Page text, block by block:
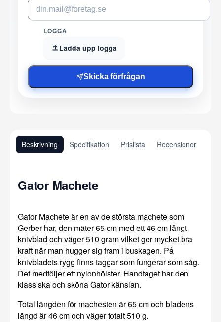
LOGGA
Ladda upp logga
Skicka förfrågan
Beskrivning Specifikation Prislista Recensioner
Gator Machete
Gator Machete är en av de största machete som
Gerber har, den mäter 65 cm med ett 46 cm långt
knivblad och väger 510 gram vilket ger mycket bra
kraft när man hugger sig fram i buskagen. På
knivbladets rygg finns taggar som fungerar som såg.
Det medföljer ett nylonhölster. Handtaget har den
klassiska och sköna Gator känslan.
Total längden för machesten är 65 cm och bladens
längd är 46 cm och väger totalt 510 g.